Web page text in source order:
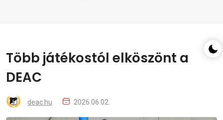
Több játékostól elköszönt a
DEAC
deac.hu 2026.06.02.